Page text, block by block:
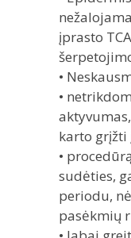
įprasto
•
•
karto grįžti
•
sudėties,
periodu,
pasėkmių